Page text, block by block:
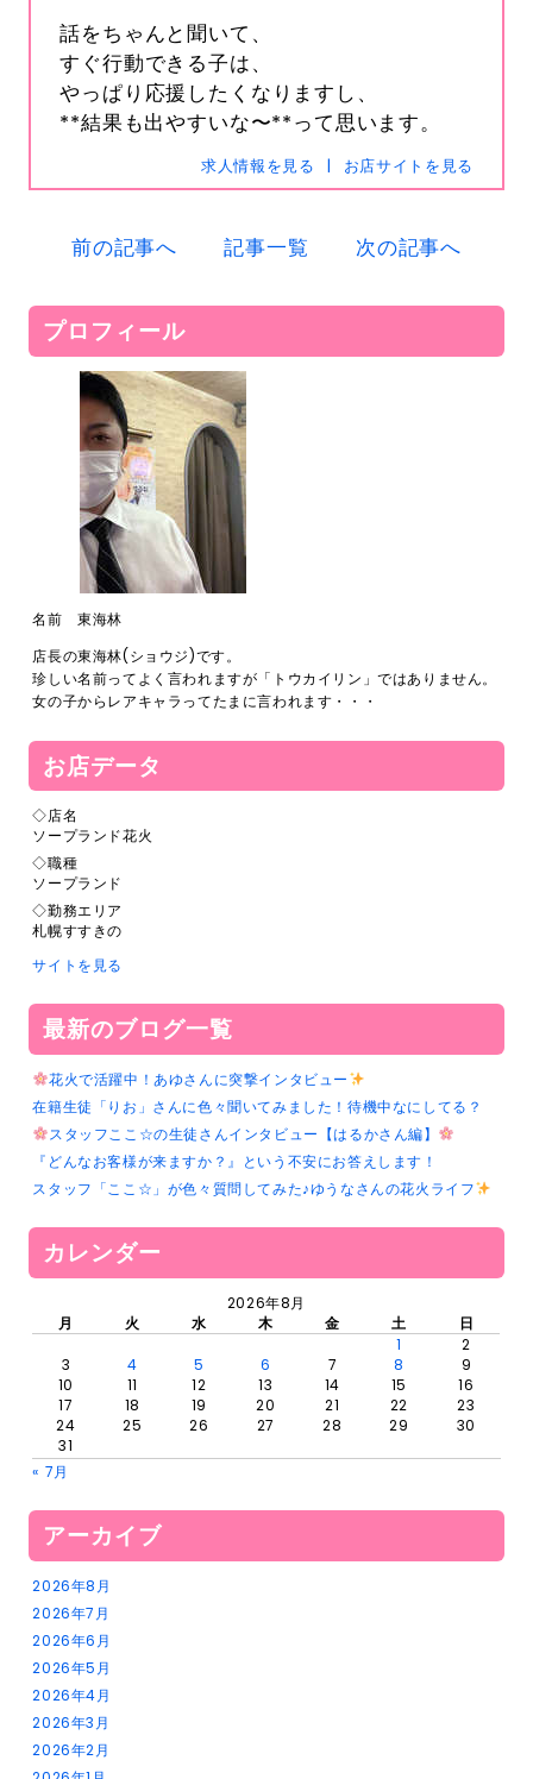
プロフィール
名前 東海林
店長の東海林(ショウジ)です。
珍しい名前ってよく言われますが「トウカイリン」ではありません。
女の子からレアキャラってたまに言われます・・・
お店データ
◇店名
ソープランド花火
◇職種
ソープランド
◇勤務エリア
札幌すすきの
サイトを見る
最新のブログ一覧
花火で活躍中！あゆさんに突撃インタビュー
在籍生徒「りお」さんに色々聞いてみました！待機中なにしてる？
スタッフここ☆の生徒さんインタビュー【はるかさん編】
『どんなお客様が来ますか？』という不安にお答えします！
スタッフ「ここ☆」が色々質問してみた♪ゆうなさんの花火ライフ
カレンダー
2026年8月
月
火 水 木 金 土
日
1
2
3
4 5 6 7 8
9
10
11 12 13 14 15
16
17
18 19 20 21 22
23
24
25 26 27 28 29
30
31
« 7月
アーカイブ
2026年8月
2026年7月
2026年6月
2026年5月
2026年4月
2026年3月
2026年2月
話をちゃんと聞いて、
すぐ行動できる子は、
やっぱり応援したくなりますし、
**結果も出やすいな〜**って思います。
求人情報を見る お店サイトを見る
前の記事へ 記事一覧 次の記事へ